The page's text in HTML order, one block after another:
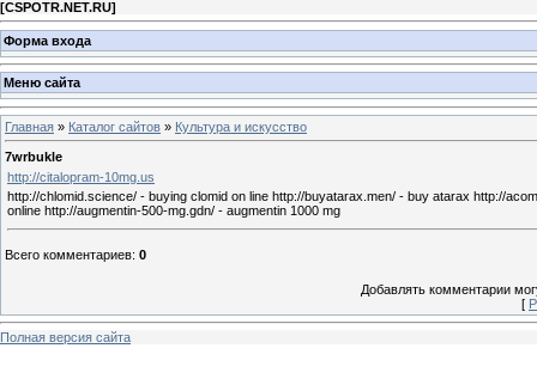
[CSPOTR.NET.RU]
Форма входа
Меню сайта
Главная » Каталог сайтов » Культура и искусство
7wrbukle
http://citalopram-10mg.us
http://chlomid.science/ - buying clomid on line http://buyatarax.men/ - buy atarax http://
online http://augmentin-500-mg.gdn/ - augmentin 1000 mg
Всего комментариев: 0
Добавлять комментарии
[
Полная версия сайта